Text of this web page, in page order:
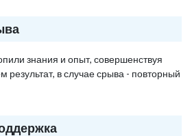
знания и опыт, совершенствуя
результат, в случае срыва - повторный